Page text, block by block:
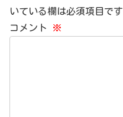
いている欄は必須項目です
コメント
※